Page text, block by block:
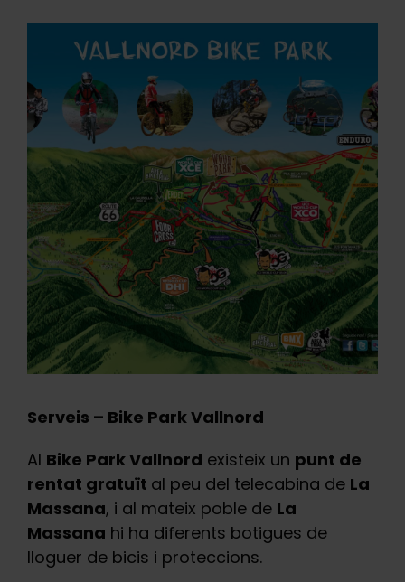
Serveis – Bike Park Vallnord
Al Bike Park Vallnord existeix un punt de
rentat gratuït al peu del telecabina de La
Massana, i al mateix poble de La
Massana hi ha diferents botigues de
lloguer de bicis i proteccions.